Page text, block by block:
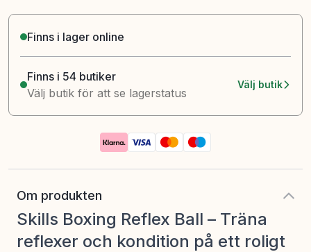
Finns i lager online
Finns i 54 butiker
Välj butik för att se lagerstatus
Välj butik
Om produkten
Skills Boxing Reflex Ball – Träna
reflexer och kondition på ett roligt